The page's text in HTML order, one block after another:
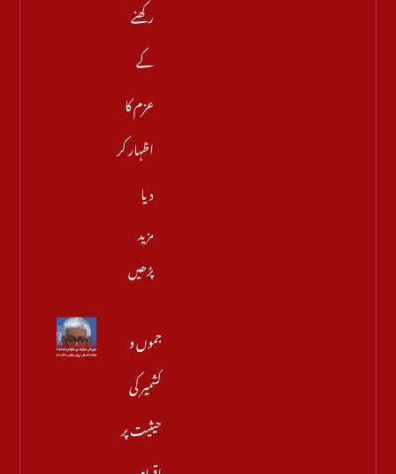
رکھنے
کے
عزم کا
اظہار کر
دیا
مزید
پڑھیں
جموں و
کشمیر کی
حیثیت پر